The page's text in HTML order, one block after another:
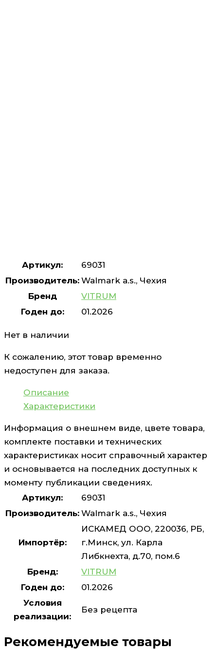
Артикул:
69031
Производитель: Walmark a.s., Чехия
Бренд
VITRUM
Годен до:
01.2026
Нет в наличии
К сожалению, этот товар временно
недоступен для заказа.
Описание
Характеристики
Информация о внешнем виде, цвете товара,
комплекте поставки и технических
характеристиках носит справочный характер
и основывается на последних доступных к
моменту публикации сведениях.
Артикул:
69031
Производитель: Walmark a.s., Чехия
Импортёр:
ИСКАМЕД ООО, 220036, РБ,
г.Минск, ул. Карла
Либкнехта, д.70, пом.6
Бренд:
VITRUM
Годен до:
01.2026
Условия
реализации:
Без рецепта
Рекомендуемые товары